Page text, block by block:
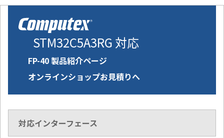
STM32C5A3RG 対応
FP-40 製品紹介ページ
オンラインショップお見積りへ
対応インターフェース